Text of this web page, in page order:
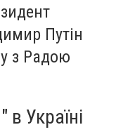
Путін
з Радою
в Україні